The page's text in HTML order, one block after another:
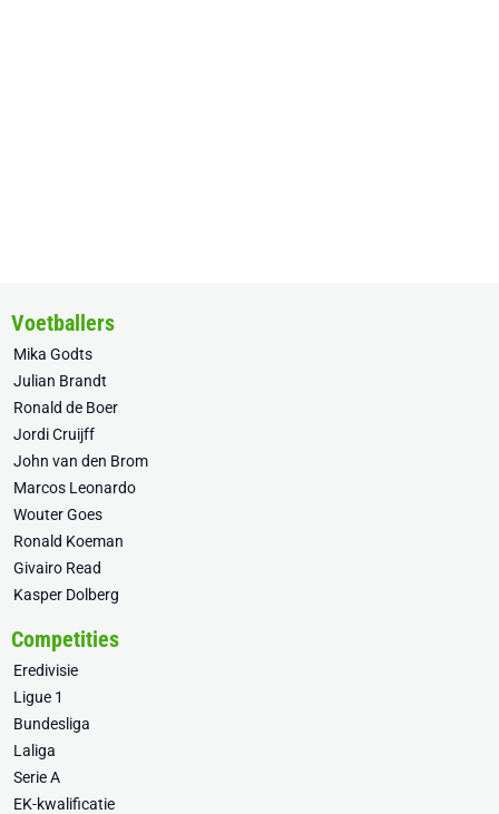
Voetballers
Mika Godts
Julian Brandt
Ronald de Boer
Jordi Cruijff
John van den Brom
Marcos Leonardo
Wouter Goes
Ronald Koeman
Givairo Read
Kasper Dolberg
Competities
Eredivisie
Ligue 1
Bundesliga
Laliga
Serie A
EK-kwalificatie